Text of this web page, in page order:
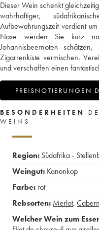
Dieser Wein schenkt
wahrhaftiger,
Aufbewahrungszeit verdient
Nase werden Sie kurz
Johannisbeernoten
Zigarrenkiste vermischen.
und verschaffen einen
PREISNOTIERUNGEN
BESONDERHEITEN
WEINS
Region: Südafrika -
Weingut: Kanonkop
Farbe: rot
Rebsorten: Merlot,
Welcher Wein zum